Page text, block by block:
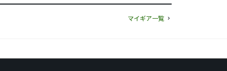
マイギア一覧